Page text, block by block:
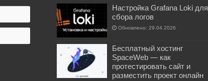
Настройка Grafana Loki для
сбора логов
Обновлено: 29.04.2026
Бесплатный хостинг
SpaceWeb — как
протестировать сайт и
разместить проект онлайн